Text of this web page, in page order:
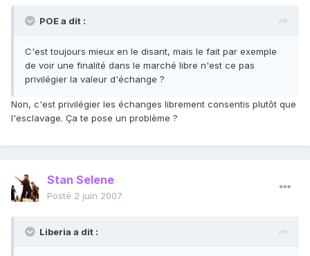
POE a dit :
C'est toujours mieux en le disant, mais le fait par exemple
de voir une finalité dans le marché libre n'est ce pas
privilégier la valeur d'échange ?
Non, c'est privilégier les échanges librement consentis plutôt que
l'esclavage. Ça te pose un problème ?
Stan Selene
Posté 2 juin 2007
Liberia a dit :